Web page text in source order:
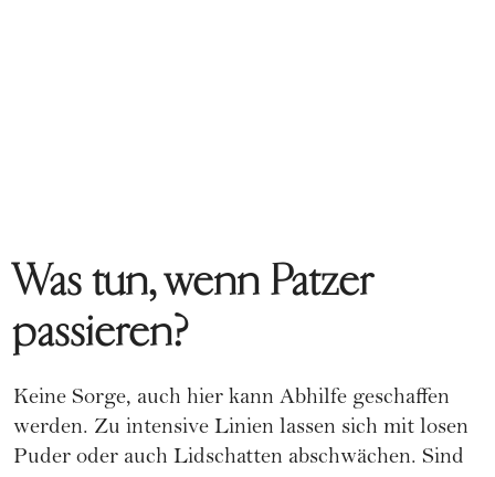
Was tun, wenn Patzer
passieren?
Keine Sorge, auch hier kann Abhilfe geschaffen
werden. Zu intensive Linien lassen sich mit losen
Puder oder auch Lidschatten abschwächen. Sind